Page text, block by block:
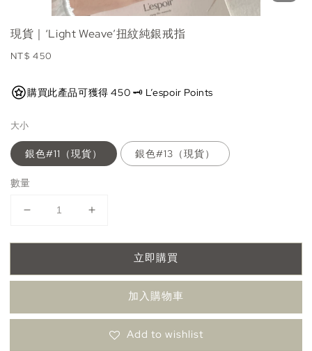
現貨｜‘Light Weave’扭紋純銀戒指
Regular
NT$ 450
購買此產品可獲得 450 🗝️ L’espoir Points
大小
銀色#11（現貨） 銀色#13（現貨）
數量
立即購買
加入購物車
Add to wishlist